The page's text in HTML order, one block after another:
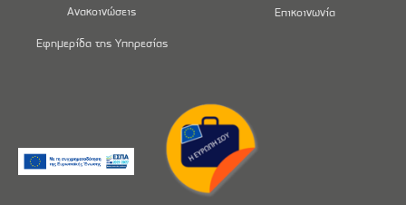
Ανακοινώσεις
Εφημερίδα της Υπηρεσίας
Επικοινωνία